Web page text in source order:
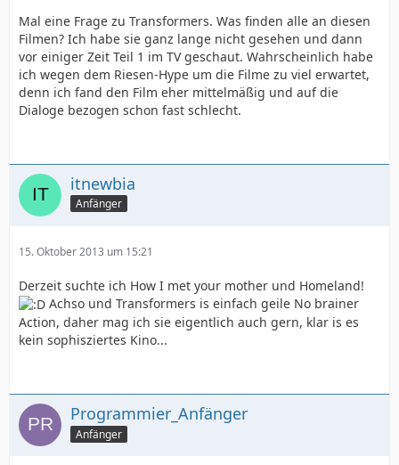
Mal eine Frage zu Transformers. Was finden alle an diesen
Filmen? Ich habe sie ganz lange nicht gesehen und dann
vor einiger Zeit Teil 1 im TV geschaut. Wahrscheinlich habe
ich wegen dem Riesen-Hype um die Filme zu viel erwartet,
denn ich fand den Film eher mittelmäßig und auf die
Dialoge bezogen schon fast schlecht.
itnewbia
Anfänger
15. Oktober 2013 um 15:21
Derzeit suchte ich How I met your mother und Homeland!
Achso und Transformers is einfach geile No brainer
Action, daher mag ich sie eigentlich auch gern, klar is es
kein sophisziertes Kino...
Programmier_Anfänger
Anfänger